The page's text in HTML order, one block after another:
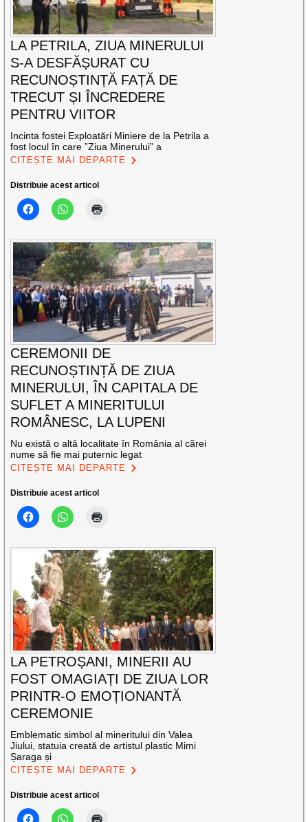
LA PETRILA, ZIUA MINERULUI
S-A DESFĂȘURAT CU
RECUNOȘTINȚĂ FAȚĂ DE
TRECUT ȘI ÎNCREDERE
PENTRU VIITOR
Incinta fostei Exploatări Miniere de la Petrila a
fost locul în care ”Ziua Minerului” a
CITEȘTE MAI DEPARTE
Distribuie acest articol
CEREMONII DE
RECUNOȘTINȚĂ DE ZIUA
MINERULUI, ÎN CAPITALA DE
SUFLET A MINERITULUI
ROMÂNESC, LA LUPENI
Nu există o altă localitate în România al cărei
nume să fie mai puternic legat
CITEȘTE MAI DEPARTE
Distribuie acest articol
LA PETROȘANI, MINERII AU
FOST OMAGIAȚI DE ZIUA LOR
PRINTR-O EMOȚIONANTĂ
CEREMONIE
Emblematic simbol al mineritului din Valea
Jiului, statuia creată de artistul plastic Mimi
Șaraga și
CITEȘTE MAI DEPARTE
Distribuie acest articol